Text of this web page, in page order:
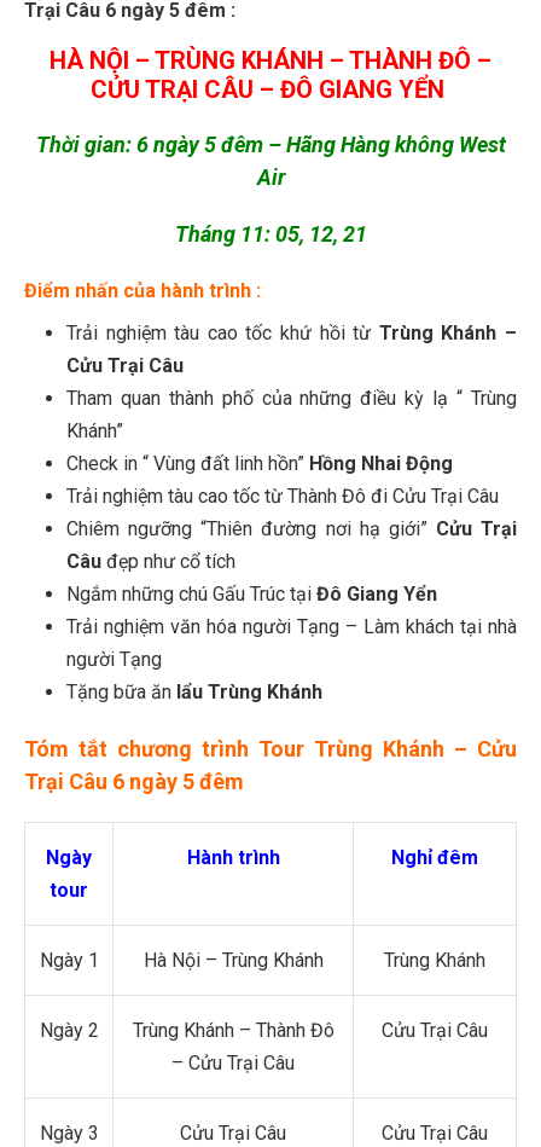
Trại Câu 6 ngày 5 đêm :
HÀ NỘI – TRÙNG KHÁNH – THÀNH ĐÔ –
CỬU TRẠI CÂU – ĐÔ GIANG YỂN
Thời gian:6 ngày 5 đêm –Hãng Hàng không West
Air
Tháng 11: 05, 12, 21
Điểm nhấn của hành trình :
Trải nghiệm tàu cao tốc khứ hồi từ Trùng Khánh –
Cửu Trại Câu
Tham quan thành phố của những điều kỳ lạ “ Trùng
Khánh”
Check in “ Vùng đất linh hồn” Hồng Nhai Động
Trải nghiệm tàu cao tốc từ Thành Đô đi Cửu Trại Câu
Chiêm ngưỡng “Thiên đường nơi hạ giới” Cửu Trại
Câu đẹp như cổ tích
Ngắm những chú Gấu Trúc tại Đô Giang Yển
Trải nghiệm văn hóa người Tạng – Làm khách tại nhà
người Tạng
Tặng bữa ăn lẩu Trùng Khánh
Tóm tắt chương trình Tour Trùng Khánh – Cửu
Trại Câu 6 ngày 5 đêm
Ngày
tour
Hành trình Nghỉ đêm
Ngày 1 Hà Nội – Trùng Khánh Trùng Khánh
Ngày 2
Trùng Khánh – Thành Đô
– Cửu Trại Câu
Cửu Trại Câu
Ngày 3 Cửu Trại Câu Cửu Trại Câu